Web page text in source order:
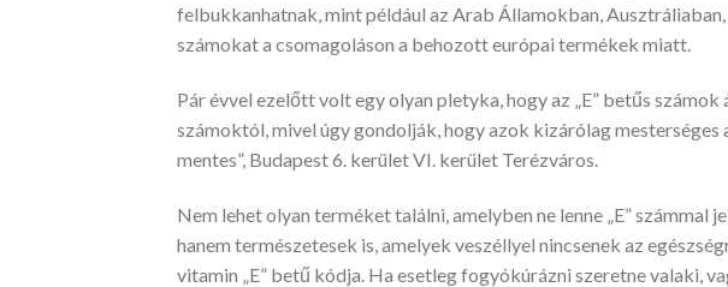
felbukkanhatnak, mint például az Arab Államokban,
számokat a csomagoláson a behozott európai termékek miatt.
Pár évvel ezelőtt volt egy olyan pletyka, hogy az „E” betűs
számoktól, mivel úgy gondolják, hogy azok kizárólag
mentes”, Budapest 6. kerület VI. kerület Terézváros.
Nem lehet olyan terméket találni, amelyben ne lenne „E”
hanem természetesek is, amelyek veszéllyel nincsenek az
vitamin „E” betű kódja. Ha esetleg fogyókúrázni szeretne valaki,